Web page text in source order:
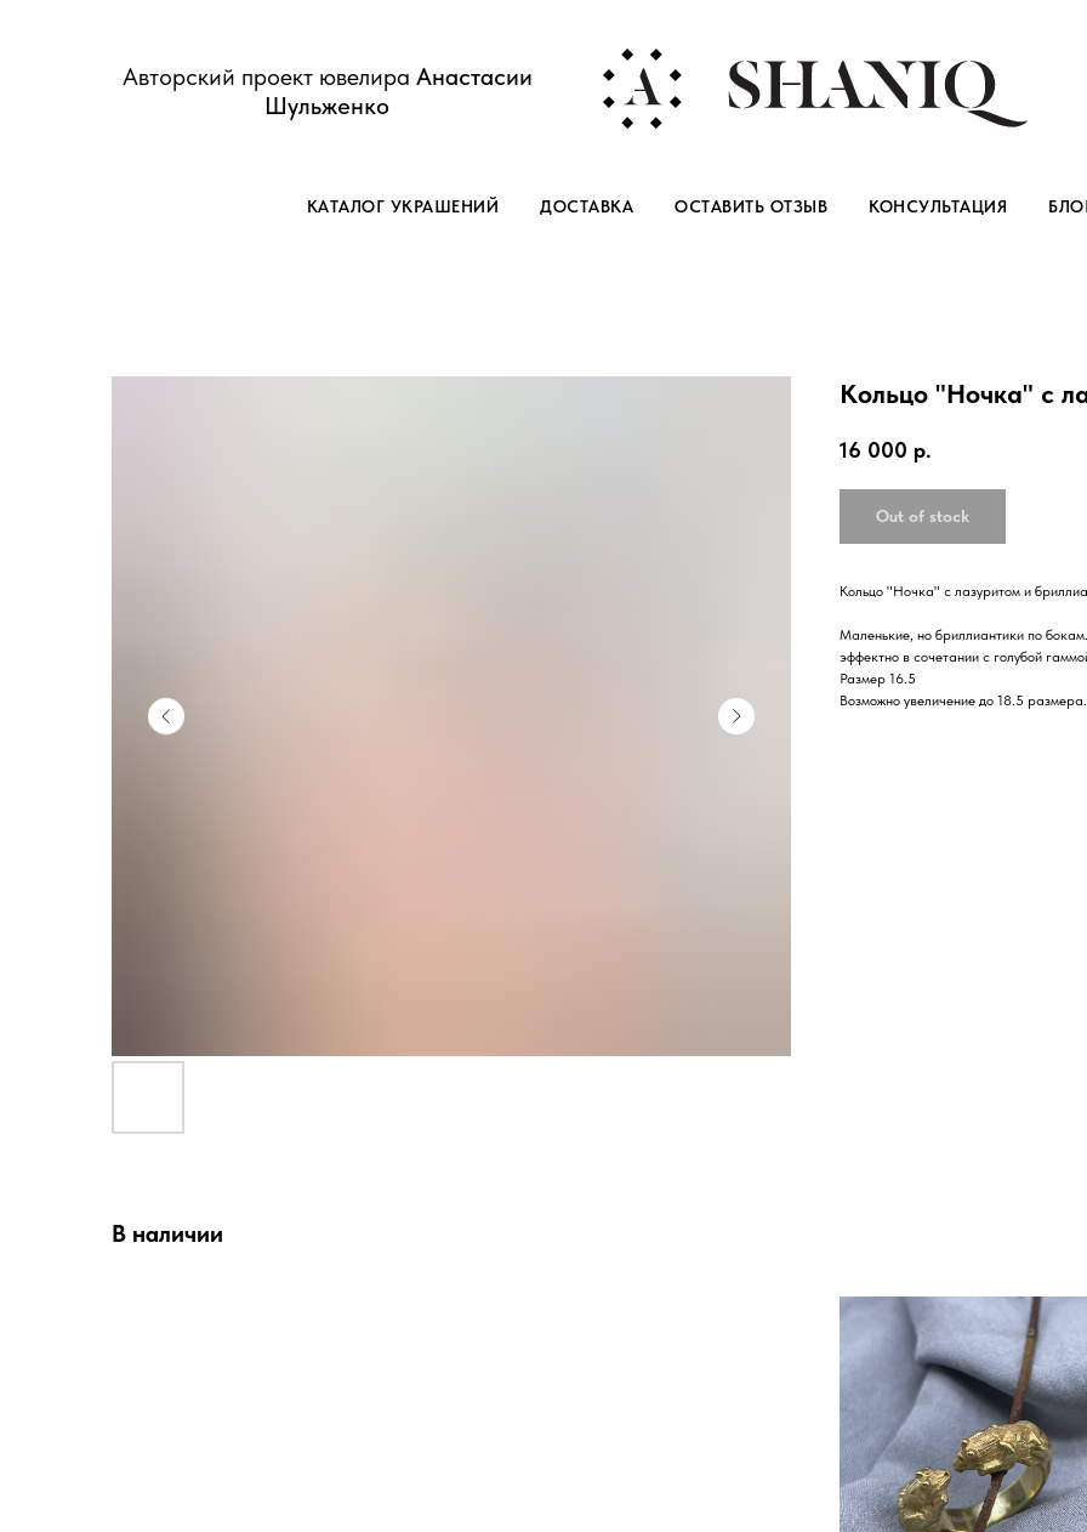
Авторский проект ювелира Анастасии
Шульженко
КАТАЛОГ УКРАШЕНИЙ ДОСТАВКА ОСТАВИТЬ ОТЗЫВ КОНСУЛЬТАЦИЯ
Кольцо "Ночка" с
16 000 р.
Out of stock
Кольцо "Ночка" с лазуритом и
Маленькие, но бриллиантики по
эффектно в сочетании с голубой
Размер 16.5
Возможно увеличение до 18.5
В наличии